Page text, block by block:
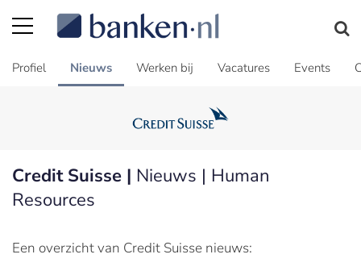
Profiel Nieuws Werken bij Vacatures Events
Credit Suisse | Nieuws | Human
Resources
Een overzicht van Credit Suisse nieuws: